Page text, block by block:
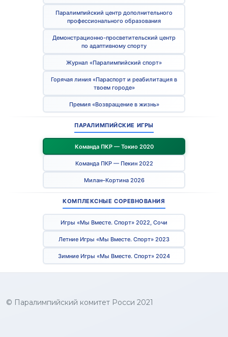
Паралимпийский центр дополнительного
профессионального образования
Демонстрационно-просветительский центр
по адаптивному спорту
Журнал «Паралимпийский спорт»
Горячая линия «Параспорт и реабилитация в
твоем городе»
Премия «Возвращение в жизнь»
ПАРАЛИМПИЙСКИЕ ИГРЫ
Команда ПКР — Токио 2020
Команда ПКР — Пекин 2022
Милан–Кортина 2026
КОМПЛЕКСНЫЕ СОРЕВНОВАНИЯ
Игры «Мы Вместе. Спорт» 2022, Сочи
Летние Игры «Мы Вместе. Спорт» 2023
Зимние Игры «Мы Вместе. Спорт» 2024
© Паралимпийский комитет Росси 2021